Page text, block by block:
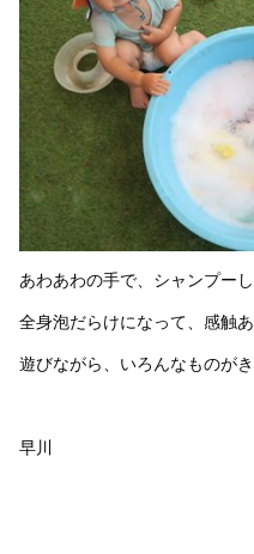
あわあわの手で、シャンプーし
全身泡だらけになって、感触
遊びながら、いろんなものが
早川